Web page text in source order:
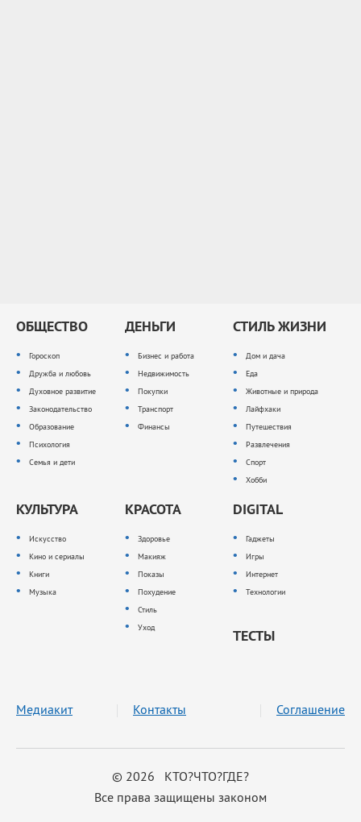
ОБЩЕСТВО
Гороскоп
Дружба и любовь
Духовное развитие
Законодательство
Образование
Психология
Семья и дети
ДЕНЬГИ
Бизнес и работа
Недвижимость
Покупки
Транспорт
Финансы
СТИЛЬ ЖИЗНИ
Дом и дача
Еда
Животные и природа
Лайфхаки
Путешествия
Развлечения
Спорт
Хобби
КУЛЬТУРА
Искусство
Кино и сериалы
Книги
Музыка
КРАСОТА
Здоровье
Макияж
Показы
Похудение
Стиль
Уход
DIGITAL
Гаджеты
Игры
Интернет
Технологии
ТЕСТЫ
© 2026 КТО?ЧТО?ГДЕ?
Все права защищены законом
Медиакит Контакты Соглашение